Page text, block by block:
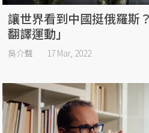
讓世界看到中國挺俄羅斯
翻譯運動」
吳介聲 17 Mar, 2022